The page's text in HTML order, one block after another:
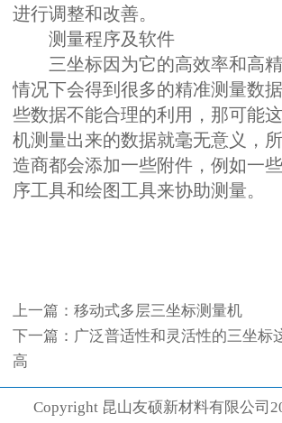
进行调整和改善。
测量程序及软件
三坐标因为它的高效率和高精
情况下会得到很多的精准测量数
些数据不能合理的利用，那可能
机测量出来的数据就毫无意义，
造商都会添加一些附件，例如一
序工具和绘图工具来协助测量。
上一篇： 移动式多层三坐标测量机
下一篇： 广泛普适性和灵活性的三坐标
高
Copyright 昆山友硕新材料有限公司